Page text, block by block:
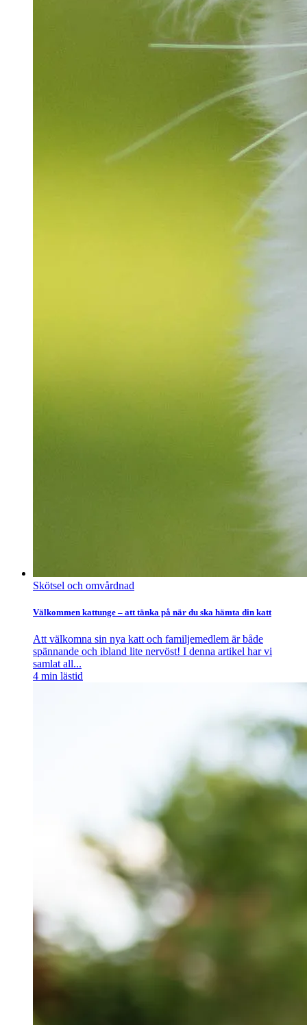
Skötsel och omvårdnad
Välkommen kattunge – att tänka på när du ska hämta din katt
Att välkomna sin nya katt och familjemedlem är både
spännande och ibland lite nervöst! I denna artikel har vi
samlat all...
4 min lästid